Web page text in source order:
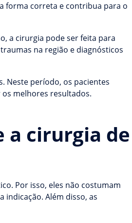
forma correta e contribua para o
a cirurgia pode ser feita para
na região e diagnósticos
Neste período, os pacientes
melhores resultados.
a cirurgia de
Por isso, eles não costumam
indicação. Além disso, as